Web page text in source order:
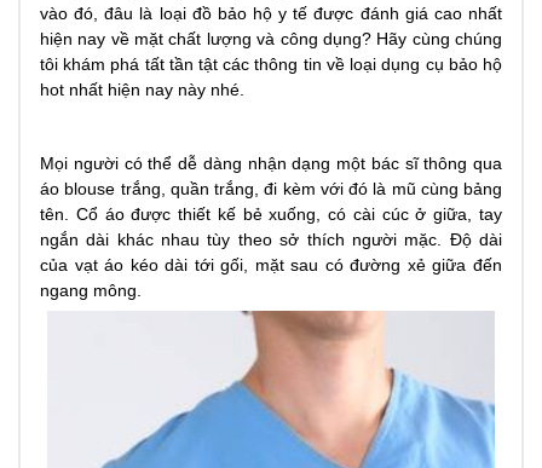
vào đó, đâu là loại đồ bảo hộ y tế được đánh giá cao nhất
hiện nay về mặt chất lượng và công dụng? Hãy cùng chúng
tôi khám phá tất tần tật các thông tin về loại dụng cụ bảo hộ
hot nhất hiện nay này nhé.
Mọi người có thể dễ dàng nhận dạng một bác sĩ thông qua
áo blouse trắng, quần trắng, đi kèm với đó là mũ cùng bảng
tên. Cổ áo được thiết kế bẻ xuống, có cài cúc ở giữa, tay
ngắn dài khác nhau tùy theo sở thích người mặc. Độ dài
của vạt áo kéo dài tới gối, mặt sau có đường xẻ giữa đến
ngang mông.